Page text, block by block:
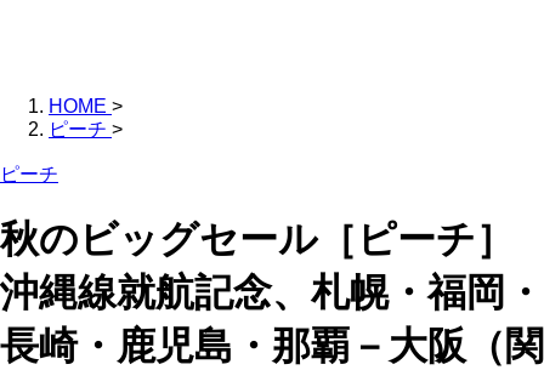
HOME >
ピーチ >
ピーチ
秋のビッグセール［ピーチ］
沖縄線就航記念、札幌・福岡・
長崎・鹿児島・那覇－大阪（関